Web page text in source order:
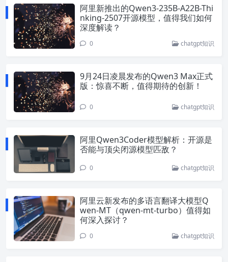
阿里新推出的Qwen3-235B-A22B-Thi
nking-2507开源模型，值得我们如何
深度解读？
0 chatgpt知识
9月24日凌晨发布的Qwen3 Max正式
版：惊喜不断，值得期待的创新！
0 chatgpt知识
阿里Qwen3Coder模型解析：开源是
否能与顶尖闭源模型匹敌？
0 chatgpt知识
阿里云新发布的多语言翻译大模型Q
wen-MT（qwen-mt-turbo）值得如
何深入探讨？
0 chatgpt知识